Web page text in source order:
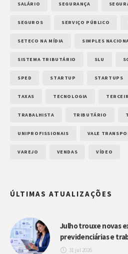
SALÁRIO SEGURANÇA
SEGUROS SERVIÇO PÚBLICO
SETECO NA MÍDIA SIMPLES
SISTEMA TRIBUTÁRIO SLU
SPED STARTUP STARTUPS
TAXAS TECNOLOGIA
TRABALHISTA TRIBUTÁRIO
UNIPROFISSIONAIS VALE
VAREJO VENDAS VÍDEO
ÚLTIMAS ATUALIZAÇÕES
Julho trouxe novas
previdenciárias e
31 jul 2026